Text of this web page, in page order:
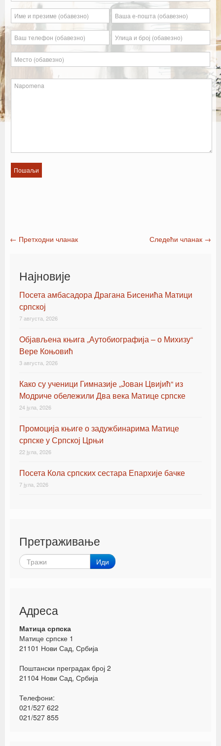
Post navigation
Следећи чланак →
← Претходни чланак
Најновије
Посета амбасадора Драгана Бисенића Матици
српској
7 августа, 2026
Oбјављена књигa „Аутобиографија – о Михизу“
Вере Коњовић
3 августа, 2026
Како су ученици Гимназије „Јован Цвијић“ из
Модриче обележили Два века Матице српске
24 јула, 2026
Промоција књиге о задужбинарима Матице
српске у Српској Црњи
22 јула, 2026
Посета Кола српских сестара Епархије бачке
7 јула, 2026
Претраживање
Иди
Адреса
Матица српска
Матице српске 1
21101 Нови Сад, Србија
Поштански преградак број 2
21104 Нови Сад, Србија
Телефони:
021/527 622
021/527 855